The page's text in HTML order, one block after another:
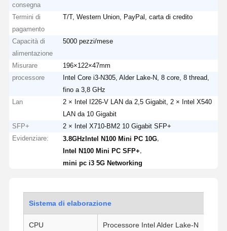
consegna
Termini di
pagamento
T/T, Western Union, PayPal, carta di credito
Capacità di
alimentazione
5000 pezzi/mese
Misurare
196×122×47mm
processore
Intel Core i3-N305, Alder Lake-N, 8 core, 8 thread,
fino a 3,8 GHz
Lan
2 × Intel I226-V LAN da 2,5 Gigabit, 2 × Intel X540
LAN da 10 Gigabit
SFP+
2 × Intel X710-BM2 10 Gigabit SFP+
Evidenziare:
3.8GHzIntel N100 Mini PC 10G
Intel N100 Mini PC SFP+
mini pc i3 5G Networking
Sistema di elaborazione
CPU
Processore Intel Alder Lake-N